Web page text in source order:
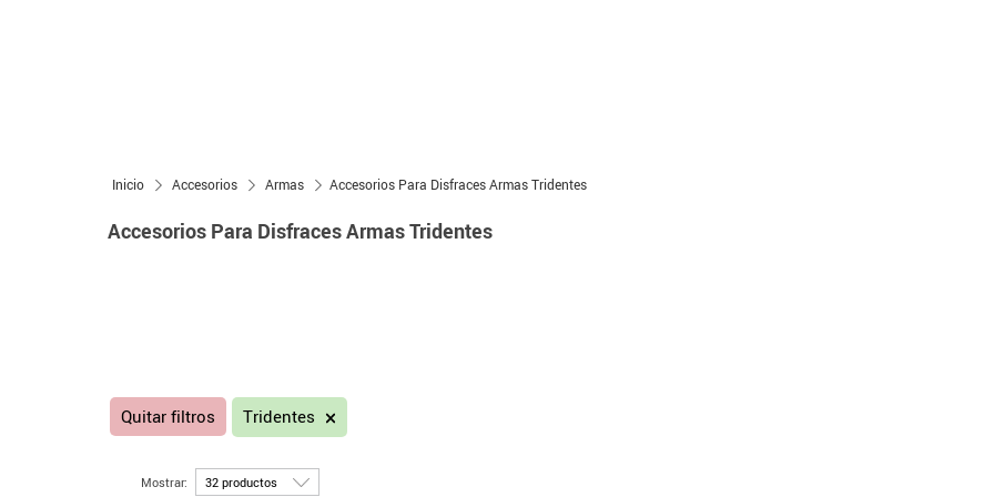
Inicio Accesorios Armas Accesorios Para Disfraces Armas Tridentes
Accesorios Para Disfraces Armas Tridentes
Quitar filtros Tridentes
Mostrar: